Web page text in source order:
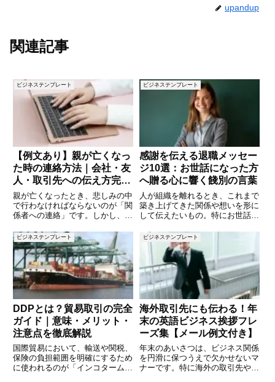
upandup
関連記事
ビジネステンプレート
【例文あり】親が亡くなっ
た時の連絡方法｜会社・友
人・取引先への伝え方完全
ガイド
親が亡くなったとき、悲しみの中
で行わなければならないのが「関
係者への連絡」です。しかし、ど
範囲まで連絡すべきなのか、迷う
方も多いのではないでしょうか。
特に会社や取引先、友人など相手
によって伝え方が異なるため、適
ビジネステンプレート
感謝を伝える退職メッセー
ジ10選：お世話になった方
へ贈る心に響く餞別の言葉
人が組織を離れるとき、これまで
築き上げてきた関係や想いを形に
して伝えたいもの。特にお世話に
の気持ちや今後の応援を込めた
「餞別（せんべつ）のメッセー
ジ」を贈ることが多いですよね。
相手の新しい門出を祝福する気持
ちが
ビジネステンプレート
DDPとは？貿易取引の完全
ガイド｜意味・メリット・
注意点を徹底解説
国際貿易において、輸送や関税、
保険の負担範囲を明確にするため
に使われるのが「インコタームズ
ビジネステンプレート
海外取引先にも伝わる！年
末の英語ビジネス挨拶フレ
ーズ集【メール例文付き】
年末のあいさつは、ビジネス関係
を円滑に保つうえで欠かせないマ
ナーです。特に海外の取引先や同